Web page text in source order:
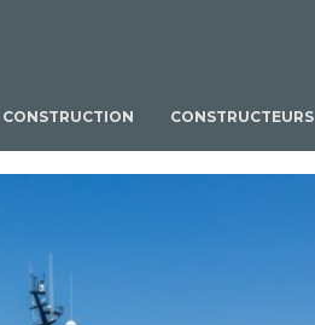
CONSTRUCTION CONSTRUCTEURS